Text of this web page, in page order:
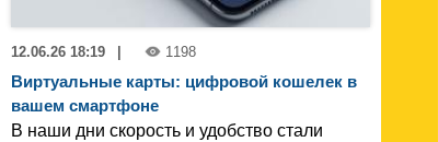
12.06.26 18:19 1198
Виртуальные карты: цифровой кошелек в
вашем смартфоне
В наши дни скорость и удобство стали